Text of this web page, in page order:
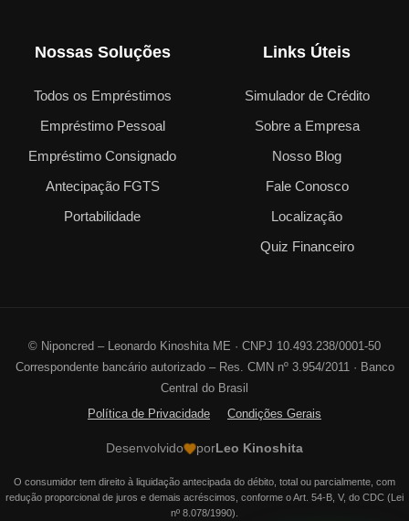
Nossas Soluções
Todos os Empréstimos
Empréstimo Pessoal
Empréstimo Consignado
Antecipação FGTS
Portabilidade
Links Úteis
Simulador de Crédito
Sobre a Empresa
Nosso Blog
Fale Conosco
Localização
Quiz Financeiro
© Niponcred – Leonardo Kinoshita ME · CNPJ 10.493.238/0001-50
Correspondente bancário autorizado – Res. CMN nº 3.954/2011 · Banco
Central do Brasil
Política de Privacidade
Condições Gerais
Desenvolvido por Leo Kinoshita
O consumidor tem direito à liquidação antecipada do débito, total ou parcialmente, com
redução proporcional de juros e demais acréscimos, conforme o Art. 54-B, V, do CDC (Lei
nº 8.078/1990).